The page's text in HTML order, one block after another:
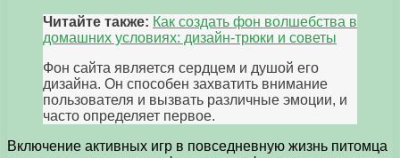
Читайте также: Как создать фон волшебства в
домашних условиях: дизайн-трюки и советы
Фон сайта является сердцем и душой его
дизайна. Он способен захватить внимание
пользователя и вызвать различные эмоции, и
часто определяет первое.
Включение активных игр в повседневную жизнь питомца